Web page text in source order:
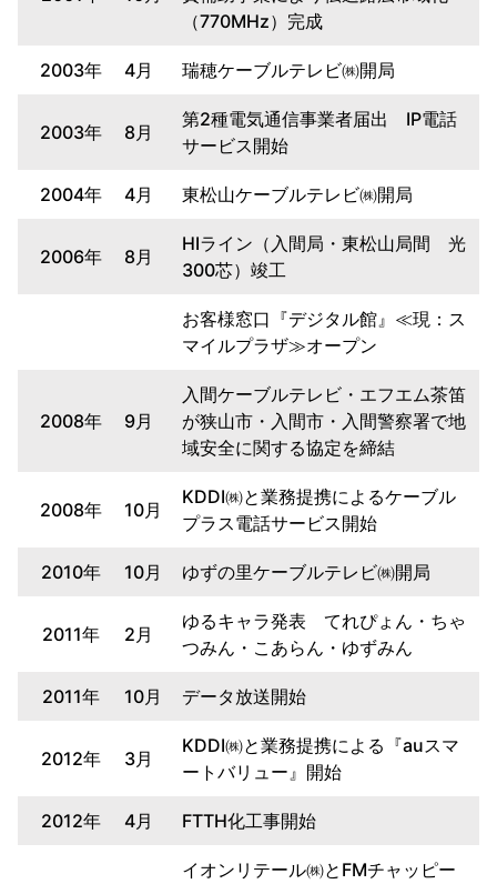
（770MHz）完成
2003年 4月 瑞穂ケーブルテレビ㈱開局
2003年 8月
第2種電気通信事業者届出 IP電話
サービス開始
2004年 4月 東松山ケーブルテレビ㈱開局
2006年 8月
HIライン（入間局・東松山局間 光
300芯）竣工
お客様窓口『デジタル館』≪現：ス
マイルプラザ≫オープン
2008年 9月
入間ケーブルテレビ・エフエム茶笛
が狭山市・入間市・入間警察署で地
域安全に関する協定を締結
2008年 10月
KDDI㈱と業務提携によるケーブル
プラス電話サービス開始
2010年 10月 ゆずの里ケーブルテレビ㈱開局
2011年 2月
ゆるキャラ発表 てれぴょん・ちゃ
つみん・こあらん・ゆずみん
2011年 10月 データ放送開始
2012年 3月
KDDI㈱と業務提携による『auスマ
ートバリュー』開始
2012年 4月 FTTH化工事開始
イオンリテール㈱とFMチャッピー